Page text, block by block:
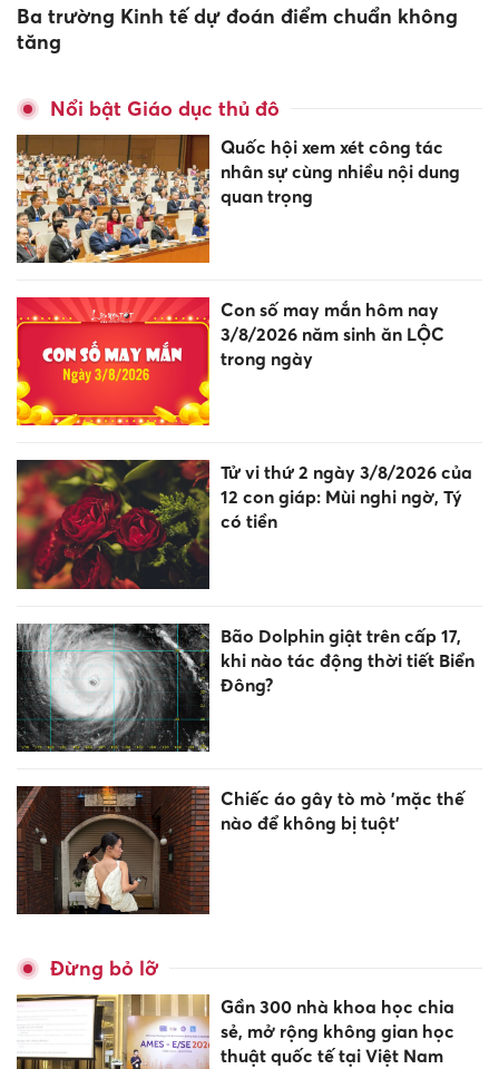
Ba trường Kinh tế dự đoán điểm chuẩn không
tăng
Nổi bật Giáo dục thủ đô
Quốc hội xem xét công tác
nhân sự cùng nhiều nội dung
quan trọng
Con số may mắn hôm nay
3/8/2026 năm sinh ăn LỘC
trong ngày
Tử vi thứ 2 ngày 3/8/2026 của
12 con giáp: Mùi nghi ngờ, Tý
có tiền
Bão Dolphin giật trên cấp 17,
khi nào tác động thời tiết Biển
Đông?
Chiếc áo gây tò mò 'mặc thế
nào để không bị tuột'
Đừng bỏ lỡ
Gần 300 nhà khoa học chia
sẻ, mở rộng không gian học
thuật quốc tế tại Việt Nam